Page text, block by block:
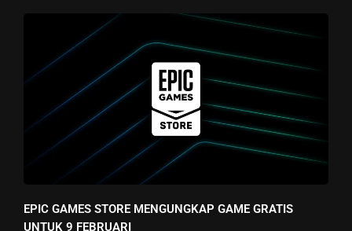
EPIC GAMES STORE MENGUNGKAP GAME GRATIS
UNTUK 9 FEBRUARI